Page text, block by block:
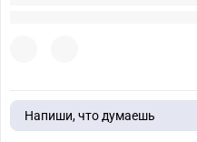
Напиши, что думаешь